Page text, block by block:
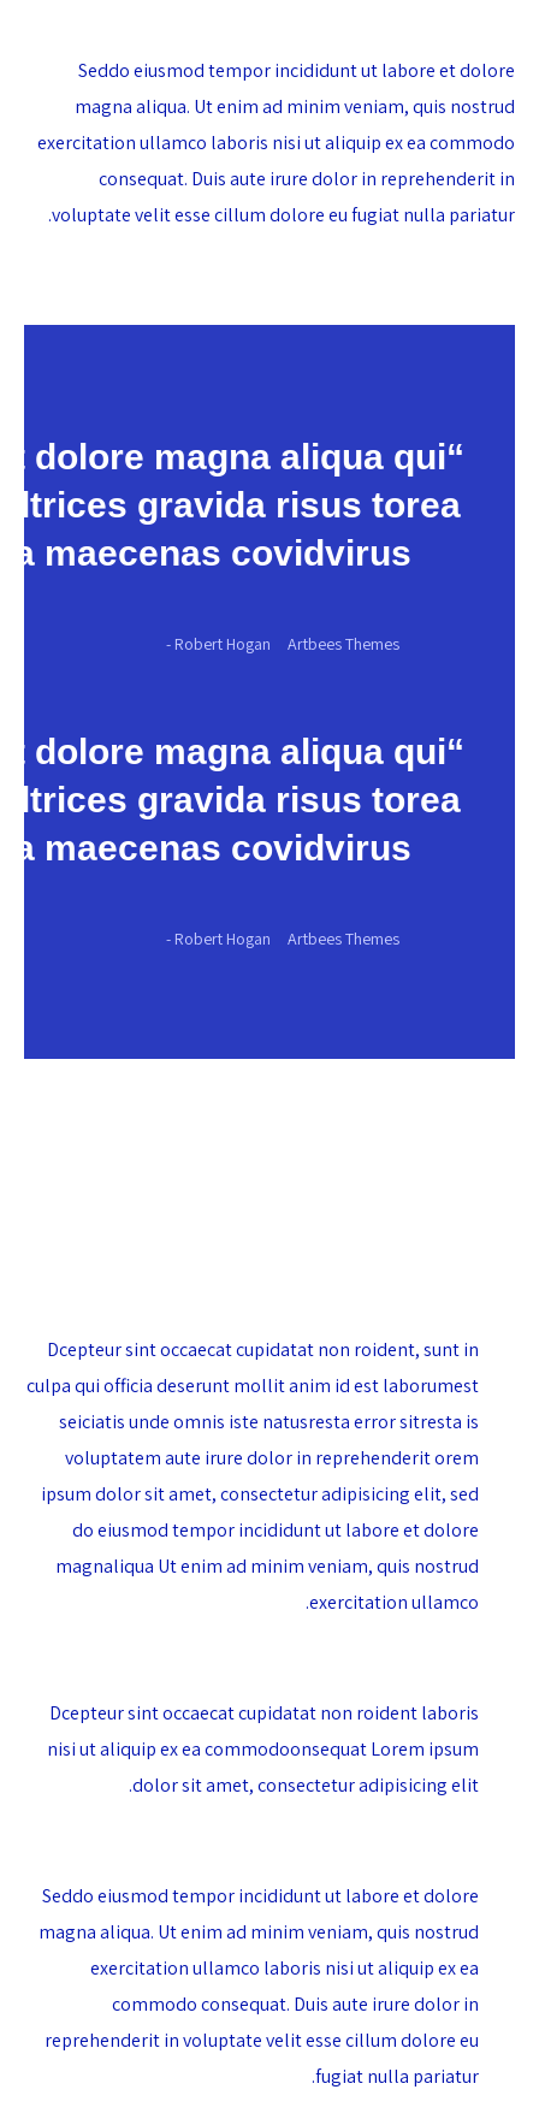
Seddo eiusmod tempor incididunt ut labore et dolore
magna aliqua. Ut enim ad minim veniam, quis nostrud
exercitation ullamco laboris nisi ut aliquip ex ea commodo
consequat. Duis aute irure dolor in reprehenderit in
voluptate velit esse cillum dolore eu fugiat nulla pariatur.
dolore magna aliqua qui
gravida risus torea
maecenas covidvirus.”
Robert Hogan - Artbees Themes
dolore magna aliqua qui
gravida risus torea
maecenas covidvirus.”
Robert Hogan - Artbees Themes
Dcepteur sint occaecat cupidatat non roident, sunt in
culpa qui officia deserunt mollit anim id est laborumest
seiciatis unde omnis iste natusresta error sitresta is
voluptatem aute irure dolor in reprehenderit orem
ipsum dolor sit amet, consectetur adipisicing elit, sed
do eiusmod tempor incididunt ut labore et dolore
magnaliqua Ut enim ad minim veniam, quis nostrud
exercitation ullamco.
Dcepteur sint occaecat cupidatat non roident laboris
nisi ut aliquip ex ea commodoonsequat Lorem ipsum
dolor sit amet, consectetur adipisicing elit.
Seddo eiusmod tempor incididunt ut labore et dolore
magna aliqua. Ut enim ad minim veniam, quis nostrud
exercitation ullamco laboris nisi ut aliquip ex ea
commodo consequat. Duis aute irure dolor in
reprehenderit in voluptate velit esse cillum dolore eu
fugiat nulla pariatur.